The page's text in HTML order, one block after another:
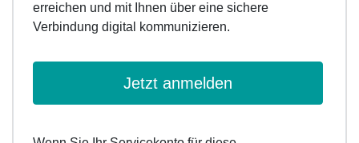
erreichen und mit Ihnen über eine sichere
Verbindung digital kommunizieren.
Jetzt anmelden